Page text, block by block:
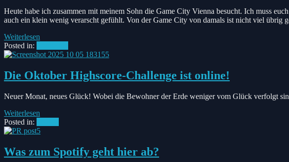
Heute habe ich zusammen mit meinem Sohn die Game City Vienna besucht. Ich muss
auch ein klein wenig verarscht gefühlt. Von der Game City von damals ist nicht viel übrig
Weiterlesen
Posted in:
Die Oktober Highscore-Challenge ist online!
Neuer Monat, neues Glück! Wobei die Bewohner der Erde weniger vom Glück verfolgt
Weiterlesen
Posted in:
Was zum Spotify geht hier ab?